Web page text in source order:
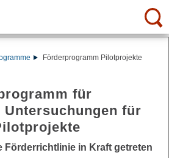
Förderprogramm Pilotprojekte
für
für
Förderrichtlinie in Kraft getreten